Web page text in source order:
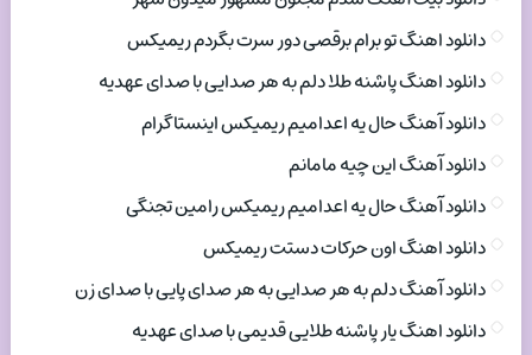
دانلود اهنگ تو برام برقصی دور سرت بگردم ریمیکس
دانلود اهنگ پاشنه طلا دلم به هر صدایی با صدای عهدیه
دانلود آهنگ حال یه اعدامیم ریمیکس اینستاگرام
دانلود آهنگ این چیه مامانم
دانلود آهنگ حال یه اعدامیم ریمیکس رامین تجنگی
دانلود اهنگ اون حرکات دستت ریمیکس
دانلود آهنگ دلم به هر صدایی به هر صدای پایی با صدای زن
دانلود اهنگ یار پاشنه طلایی قدیمی با صدای عهدیه